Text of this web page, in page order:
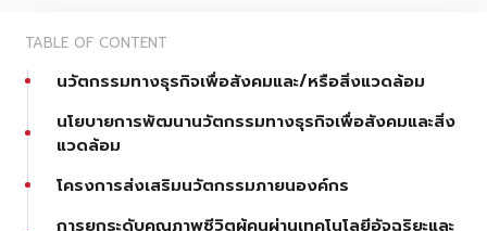
TABLE OF CONTENT
นวัตกรรมทางธุรกิจเพื่อสังคมและ/หรือสิ่งแวดล้อม
นโยบายการพัฒนานวัตกรรมทางธุรกิจเพื่อสังคมและสิ่ง
แวดล้อม
โครงการส่งเสริมนวัตกรรมภายนองค์กร
การยกระดับคุณภาพชีวิตผู้คนผ่านเทคโนโลยีอัจฉริยะและ